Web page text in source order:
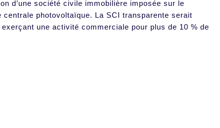
d’une société civile immobilière imposée sur le
photovoltaïque. La SCI transparente serait
exerçant une activité commerciale pour plus de 10 % de